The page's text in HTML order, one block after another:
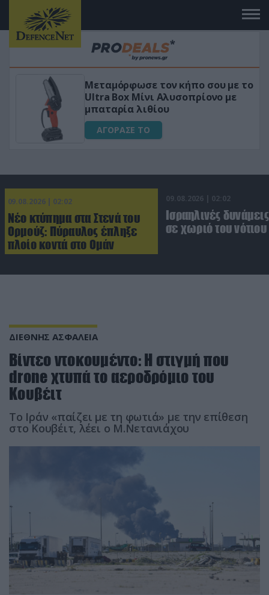
«Μαγική» φόρμουλα τριβόλι + VIP
για αύξηση της λίμπιντο
ΑΓΟΡΑΣΕ ΤΟ
09.08.2026 | 02:02
Νέο κτύπημα στα Στενά του
Ορμούζ: Πύραυλος έπληξε
πλοίο κοντά στο Ομάν
09.08.2026 | 02:02
Ισραηλινές
σε χωριό του
ΔΙΕΘΝΗΣ ΑΣΦΑΛΕΙΑ
Βίντεο ντοκουμέντο: Η στιγμή που
drone χτυπά το αεροδρόμιο του
Κουβέιτ
Το Ιράν «παίζει με τη φωτιά» με την επίθεση
στο Κουβέιτ, λέει ο Μ.Νετανιάχου